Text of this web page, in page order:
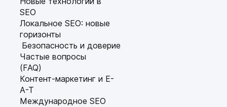
SEO
Локальное SEO: новые
горизонты
Безопасность и доверие
Частые вопросы
(FAQ)
Контент-маркетинг и E-
A-T
Международное SEO